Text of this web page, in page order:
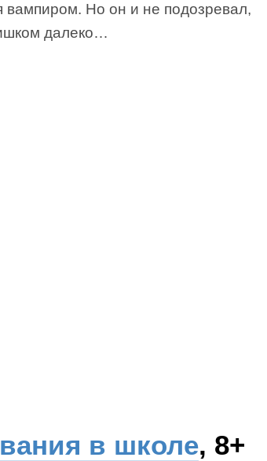
вампиром. Но он и не подозревал,
далеко…
в школе, 8+